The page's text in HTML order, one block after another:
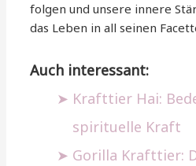
folgen und unsere innere
das Leben in all seinen
Auch interessant:
Krafttier Hai:
spirituelle Kraft
Gorilla Krafttier: